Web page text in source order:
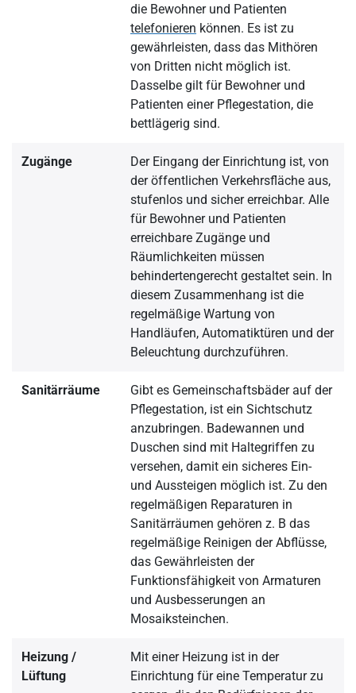
die Bewohner und Patienten
telefonieren können. Es ist zu
gewährleisten, dass das Mithören
von Dritten nicht möglich ist.
Dasselbe gilt für Bewohner und
Patienten einer Pflegestation, die
bettlägerig sind.
Zugänge
Der Eingang der Einrichtung ist, von
der öffentlichen Verkehrsfläche aus,
stufenlos und sicher erreichbar. Alle
für Bewohner und Patienten
erreichbare Zugänge und
Räumlichkeiten müssen
behindertengerecht gestaltet sein. In
diesem Zusammenhang ist die
regelmäßige Wartung von
Handläufen, Automatiktüren und der
Beleuchtung durchzuführen.
Sanitärräume
Gibt es Gemeinschaftsbäder auf der
Pflegestation, ist ein Sichtschutz
anzubringen. Badewannen und
Duschen sind mit Haltegriffen zu
versehen, damit ein sicheres Ein-
und Aussteigen möglich ist. Zu den
regelmäßigen Reparaturen in
Sanitärräumen gehören z. B das
regelmäßige Reinigen der Abflüsse,
das Gewährleisten der
Funktionsfähigkeit von Armaturen
und Ausbesserungen an
Mosaiksteinchen.
Heizung /
Lüftung
Mit einer Heizung ist in der
Einrichtung für eine Temperatur zu